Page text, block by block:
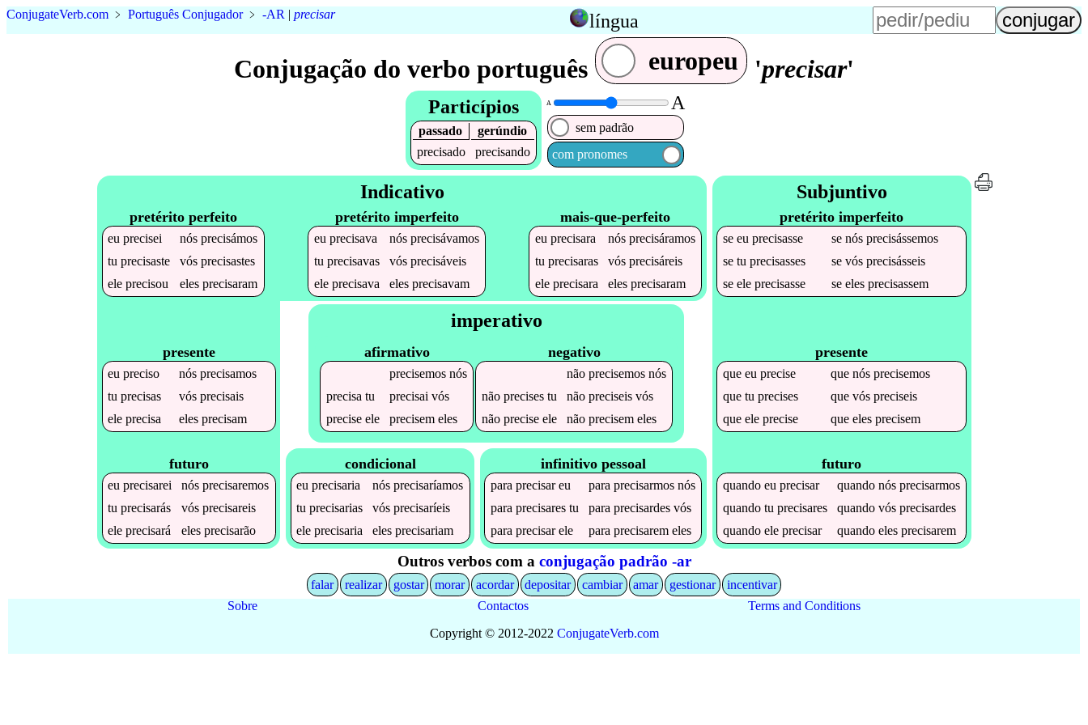
ConjugateVerb.com ﹥ Português Conjugador﹥ -AR | precisar língua
Conjugação do verbo português europeu 'precisar'
Particípios
passado
gerúndio
precisado
precisando
A A
sem padrão
com pronomes
Indicativo
pretérito perfeito
euprecisei nósprecisámos
tuprecisaste vósprecisastes
eleprecisou elesprecisaram
pretérito imperfeito
eu precisava nós precisávamos
tu precisavas vós precisáveis
ele precisava eles precisavam
mais-que-perfeito
euprecisara nósprecisáramos
tuprecisaras vósprecisáreis
eleprecisara elesprecisaram
presente
eupreciso nósprecisamos
tuprecisas vósprecisais
eleprecisa elesprecisam
futuro
euprecisarei nósprecisaremos
tuprecisarás vósprecisareis
eleprecisará elesprecisarão
imperativo
afirmativo
precisemosnós
precisa tu precisai vós
preciseele precisemeles
negativo
não precisemosnós
não precisestu não preciseisvós
não preciseele não precisemeles
condicional
euprecisaria nósprecisaríamos
tuprecisarias vósprecisaríeis
eleprecisaria elesprecisariam
infinitivo pessoal
paraprecisareu paraprecisarmos nós
paraprecisares tu paraprecisardes vós
paraprecisarele paraprecisarem eles
Subjuntivo
pretérito imperfeito
seeuprecisasse senósprecisássemos
setuprecisasses sevósprecisásseis
seeleprecisasse seelesprecisassem
presente
queeuprecise quenósprecisemos
quetuprecises quevóspreciseis
queeleprecise queelesprecisem
futuro
quandoeuprecisar quandonósprecisarmos
quandotuprecisares quandovósprecisardes
quandoeleprecisar quandoelesprecisarem
Outros verbos com a conjugação padrão -ar
falar realizar gostar morar acordar depositar cambiar amar gestionar
incentivar
Sobre
Contactos
Terms and Conditions
Copyright © 2012-2022 ConjugateVerb.com